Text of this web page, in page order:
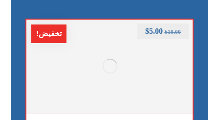
تخفيض! $10.00
$5.00